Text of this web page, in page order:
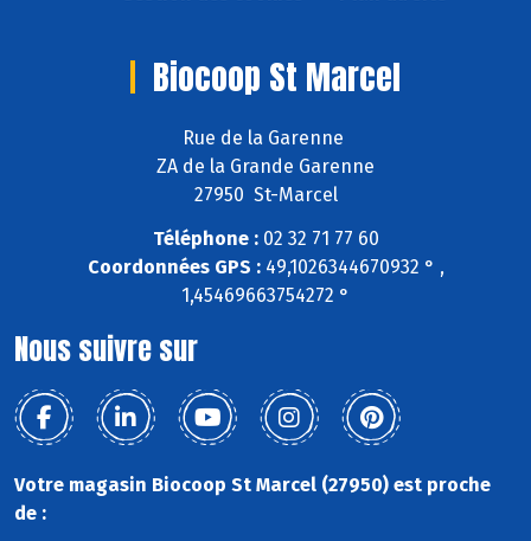
Biocoop St Marcel
Rue de la Garenne
ZA de la Grande Garenne
27950 St-Marcel
Téléphone :02 32 71 77 60
Coordonnées GPS :49,1026344670932 ° ,
1,45469663754272 °
Nous suivre sur
Votre magasin Biocoop St Marcel (27950) est proche
de :